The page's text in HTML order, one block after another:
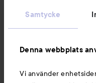
Samtycke
Denna webbplats
Vi använder
Du kanske också